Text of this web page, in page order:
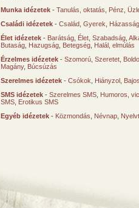
Munka idézetek - Tanulás, oktatás Pénz
Családi idézetek - Család Gyerek
Élet idézetek - Barátság Élet Szabadság
Butaság Hazugság Betegség Halál, elmúlás
Érzelmes idézetek - Szomorú Szeretet
Magány, Búcsúzás
Szerelmes idézetek - Csókok Hiányzol
SMS idézetek - Szerelmes SMS Humoros,
SMS Erotikus SMS
Egyéb idézetek - Közmondás Névnap